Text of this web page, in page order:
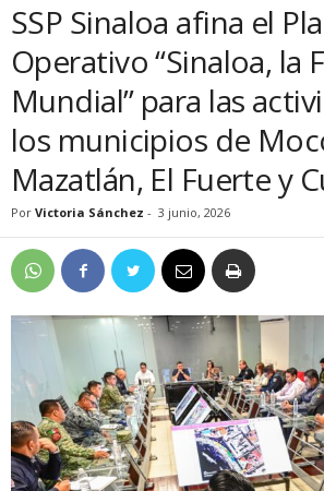
SSP Sinaloa afina el
Operativo “Sinaloa, la
Mundial” para las
los municipios de
Mazatlán, El Fuerte y
Por Victoria Sánchez - 3 junio, 2026